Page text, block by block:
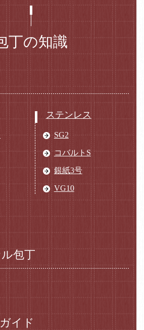
丁の知識
ステンレス
SG2
コバルトS
銀紙3号
VG10
包丁
イド